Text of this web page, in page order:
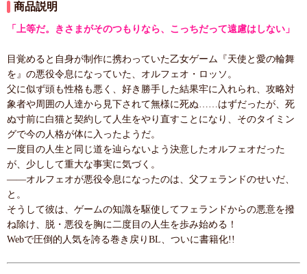
商品説明
「上等だ。きさまがそのつもりなら、こっちだって遠慮はしない」
目覚めると自身が制作に携わっていた乙女ゲーム『天使と愛の輪舞
を』の悪役令息になっていた、オルフェオ・ロッソ。
父に似ず頭も性格も悪く、好き勝手した結果牢に入れられ、攻略対
象者や周囲の人達から見下されて無様に死ぬ……はずだったが、死
ぬ寸前に白猫と契約して人生をやり直すことになり、そのタイミン
グで今の人格が体に入ったようだ。
一度目の人生と同じ道を辿らないよう決意したオルフェオだった
が、少しして重大な事実に気づく。
――オルフェオが悪役令息になったのは、父フェランドのせいだ、
と。
そうして彼は、ゲームの知識を駆使してフェランドからの悪意を撥
ね除け、脱・悪役を胸に二度目の人生を歩み始める！
Webで圧倒的人気を誇る巻き戻りBL、ついに書籍化!!